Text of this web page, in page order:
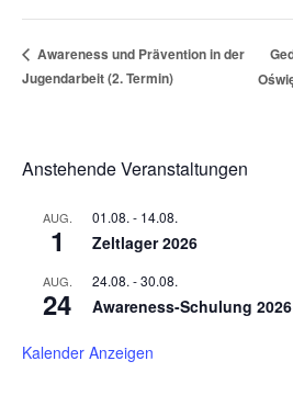
​Awareness und Prävention in der
Jugendarbeit (2. Termin)
Anstehende Veranstaltungen
AUG.
1
01.08. - 14.08.
Zeltlager 2026
AUG.
24
24.08. -30.08.
Awareness-Schulung 2026
Kalender Anzeigen